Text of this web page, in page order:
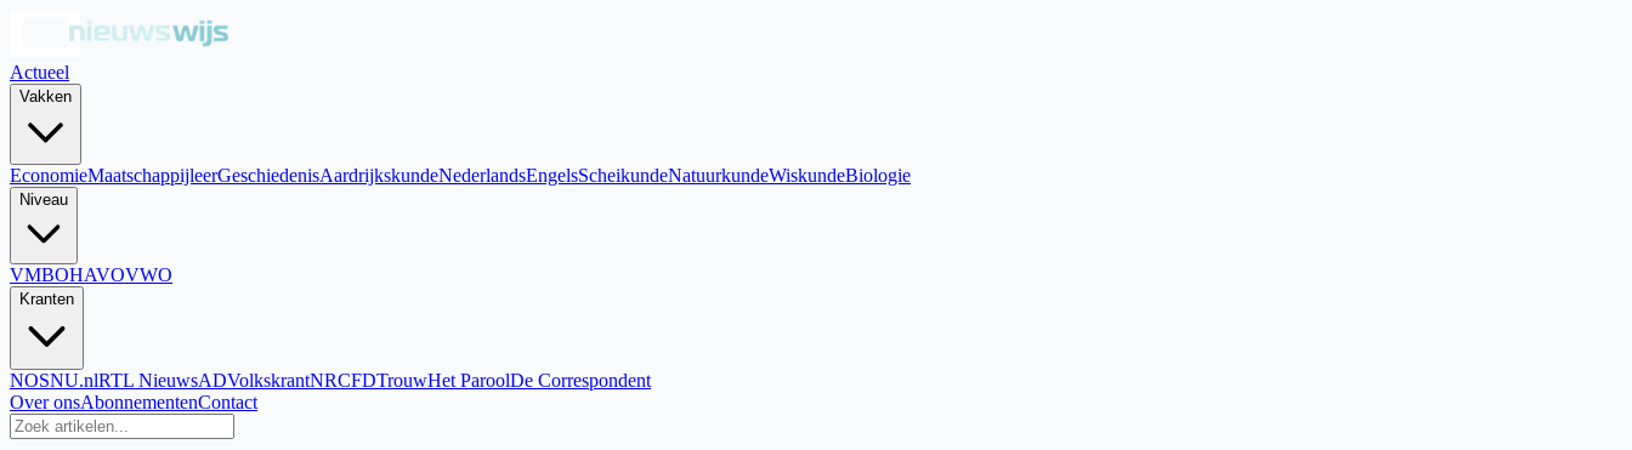
Actueel
Vakken
EconomieMaatschappijleerGeschiedenisAardrijkskundeNederlandsEngelsScheikundeNatuurkundeWiskundeBiologie
Niveau
VMBOHAVOVWO
Kranten
NOSNU.nlRTL NieuwsADVolkskrantNRCFDTrouwHet ParoolDe Correspondent
Over onsAbonnementenContact